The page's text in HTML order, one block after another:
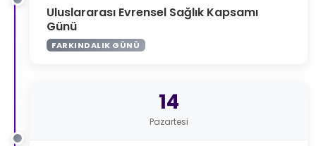
Uluslararası Evrensel Sağlık Kapsamı
Günü
FARKINDALIK GÜNÜ
14
Pazartesi